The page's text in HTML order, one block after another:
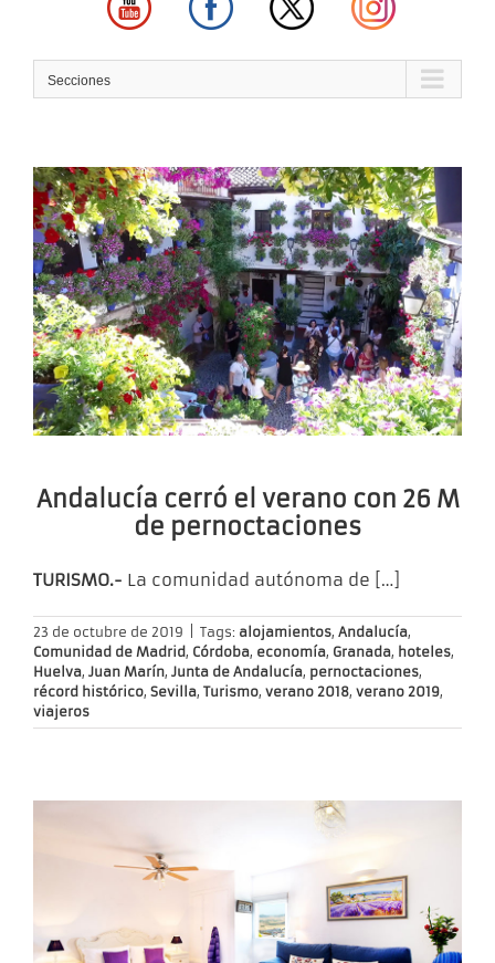
Secciones
Andalucía cerró el verano con 26 M
de pernoctaciones
TURISMO.- La comunidad autónoma de […]
23 de octubre de 2019 Tags: alojamientos, Andalucía,
Comunidad de Madrid , Córdoba, economía, Granada, hoteles,
Huelva, Juan Marín, Junta de Andalucía, pernoctaciones,
récord histórico, Sevilla, Turismo, verano 2018, verano 2019,
viajeros